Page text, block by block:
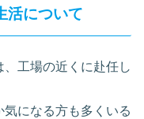
活について
工場の近くに赴任し
になる方も多くいる